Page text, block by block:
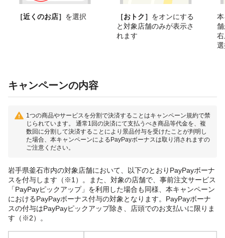
［近くのお店］ を選択 ［おトク］ をオンにする
と対象店舗のみが表示さ
れます
キャンペーンの内容
1つの商品やサービスを分割で決済することはキャンペーン規約で禁
じられています。 通常1回の決済にて支払うべき商品等代金を、複
数回に分割して決済することにより景品付与を受けたことが判明し
た場合、本キャンペーンによるPayPayボーナスは取り消されますの
ご注意ください。
岩手県釜石市内の対象店舗において、以下のとおりPayPayボーナ
スを付与します（※1）。また、対象の店舗で、事前注文サービス
「PayPayピックアップ」を利用した場合も同様、本キャンペーン
におけるPayPayボーナス付与の対象となります。PayPayボーナ
スの付与はPayPayピックアップ除き、店頭でのお支払いに限りま
す（※2）。